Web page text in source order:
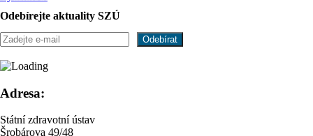
Odebírejte aktuality SZÚ
Adresa:
Státní zdravotní ústav
Šrobárova 49/48